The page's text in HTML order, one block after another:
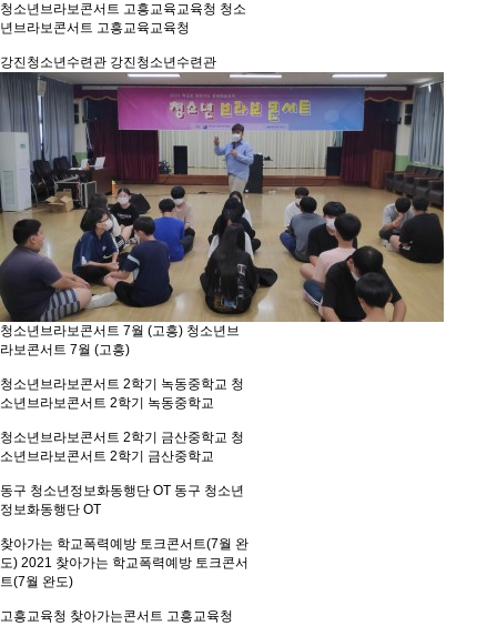
청소년브라보콘서트 고흥교육교육청 청소
년브라보콘서트 고흥교육교육청
강진청소년수련관 강진청소년수련관
청소년브라보콘서트 7월 (고흥) 청소년브
라보콘서트 7월 (고흥)
청소년브라보콘서트 2학기 녹동중학교 청
소년브라보콘서트 2학기 녹동중학교
청소년브라보콘서트 2학기 금산중학교 청
소년브라보콘서트 2학기 금산중학교
동구 청소년정보화동행단 OT 동구 청소년
정보화동행단 OT
찾아가는 학교폭력예방 토크콘서트(7월 완
도) 2021 찾아가는 학교폭력예방 토크콘서
트(7월 완도)
고흥교육청 찾아가는콘서트 고흥교육청